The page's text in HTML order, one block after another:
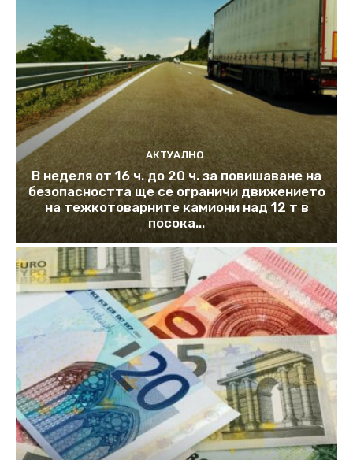
АКТУАЛНО
В неделя от 16 ч. до 20 ч. за повишаване на
безопасността ще се ограничи движението
на тежкотоварните камиони над 12 т в
посока...